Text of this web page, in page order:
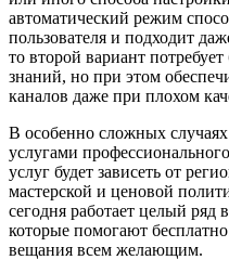
автоматический режим
пользователя и подходит
то второй вариант
знаний, но при этом
каналов даже при плохом
В особенно сложных случаях
услугами
услуг будет зависеть от
мастерской и ценовой
сегодня работает целый ряд
которые помогают
вещания всем желающим.